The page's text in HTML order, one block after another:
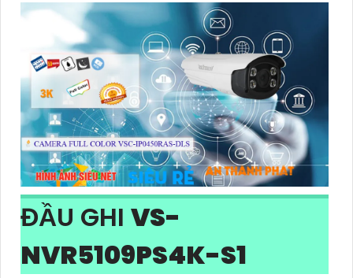
ĐẦU GHI VS-
NVR5109PS4K-S1